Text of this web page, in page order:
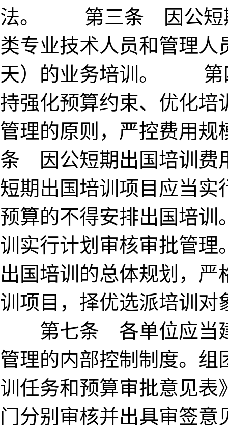
法。 第三条 因公短期
类专业技术人员和管理人
天）的业务培训。 第
持强化预算约束、优化培
管理的原则，严控费用
条 因公短期出国培训费
短期出国培训项目应当实
预算的不得安排出国
训实行计划审核审批管理
出国培训的总体规划，
训项目，择优选派培训对
第七条 各单位应当建
管理的内部控制制度。组
训任务和预算审批意见表
门分别审核并出具审签